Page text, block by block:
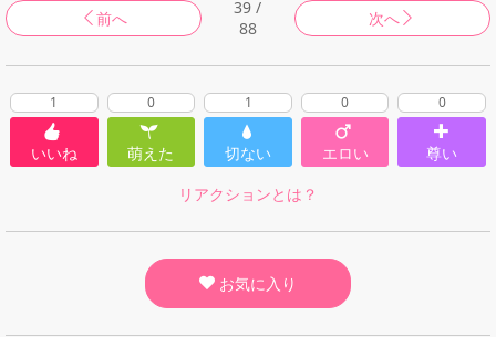
前へ
39 /
88
次へ
1
いいね
0
萌えた
1
切ない
0
エロい
0
尊い
リアクションとは？
お気に入り